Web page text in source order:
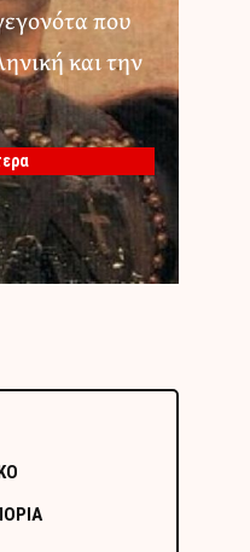
που
και την